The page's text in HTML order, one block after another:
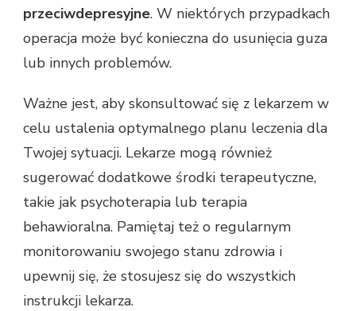
przeciwdepresyjne. W niektórych przypadkach
operacja może być konieczna do usunięcia guza
lub innych problemów.
Ważne jest, aby skonsultować się z lekarzem w
celu ustalenia optymalnego planu leczenia dla
Twojej sytuacji. Lekarze mogą również
sugerować dodatkowe środki terapeutyczne,
takie jak psychoterapia lub terapia
behawioralna. Pamiętaj też o regularnym
monitorowaniu swojego stanu zdrowia i
upewnij się, że stosujesz się do wszystkich
instrukcji lekarza.